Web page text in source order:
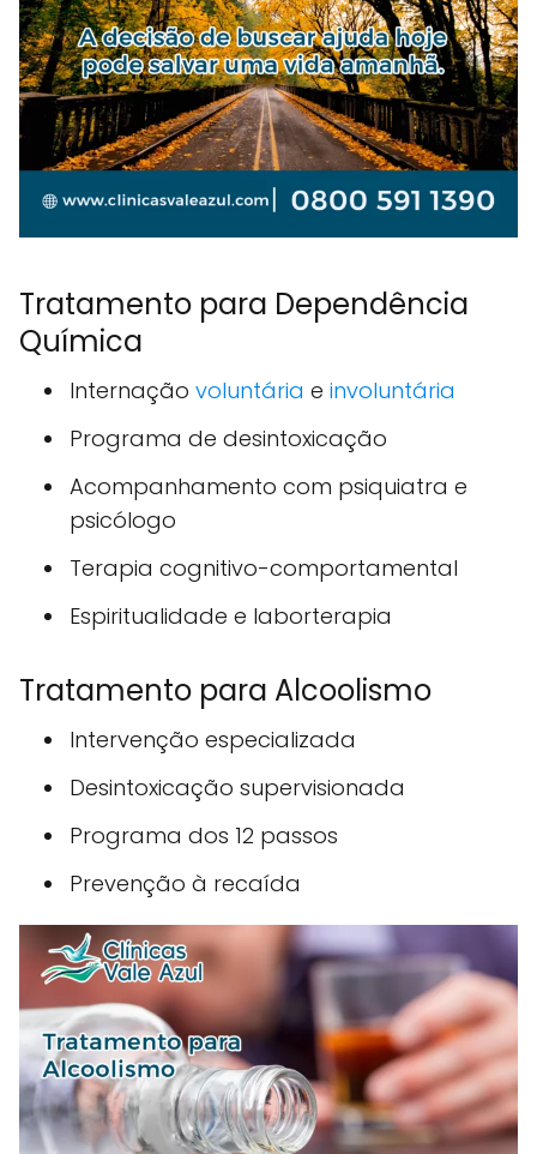
Tratamento para Dependência
Química
Internação voluntária e involuntária
Programa de desintoxicação
Acompanhamento com psiquiatra e
psicólogo
Terapia cognitivo-comportamental
Espiritualidade e laborterapia
Tratamento para Alcoolismo
Intervenção especializada
Desintoxicação supervisionada
Programa dos 12 passos
Prevenção à recaída